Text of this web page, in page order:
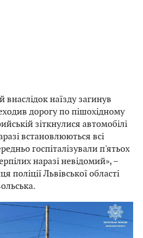
внаслідок наїзду загинув
дорогу по пішохідному
зіткнулися автомобілі
встановлюються всі
госпіталізували п'ятьох
наразі невідомий», –
поліції Львівської області